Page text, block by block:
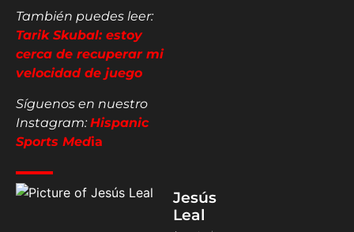
También puedes leer:
Tarik Skubal: estoy
cerca de recuperar mi
velocidad de juego
Síguenos en nuestro
Instagram:Hispanic
Sports Media
Jesús
Leal